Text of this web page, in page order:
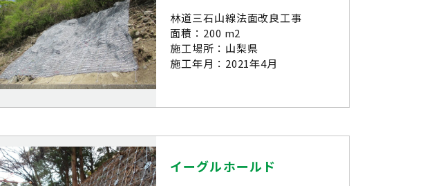
林道三石山線法面改良工事
面積：200 m2
施工場所：山梨県
施工年月：2021年4月
イーグルホールド